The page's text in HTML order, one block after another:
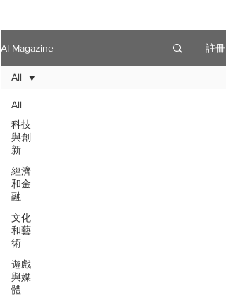
AI Magazine 註冊
All
科技
與創
新
經濟
和金
融
文化
和藝
術
遊戲
與媒
體
All